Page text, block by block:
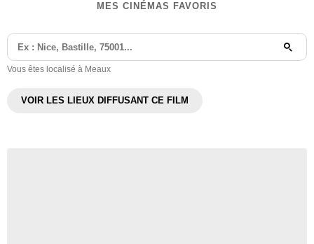
MES CINÉMAS FAVORIS
Vous êtes localisé à Meaux
VOIR LES LIEUX DIFFUSANT CE FILM